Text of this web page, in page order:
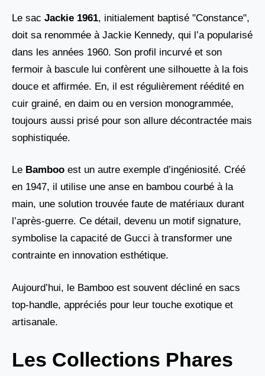
Le sac Jackie 1961, initialement baptisé "Constance",
doit sa renommée à Jackie Kennedy, qui l’a popularisé
dans les années 1960. Son profil incurvé et son
fermoir à bascule lui confèrent une silhouette à la fois
douce et affirmée. En, il est régulièrement réédité en
cuir grainé, en daim ou en version monogrammée,
toujours aussi prisé pour son allure décontractée mais
sophistiquée.
Le Bamboo est un autre exemple d’ingéniosité. Créé
en 1947, il utilise une anse en bambou courbé à la
main, une solution trouvée faute de matériaux durant
l’après-guerre. Ce détail, devenu un motif signature,
symbolise la capacité de Gucci à transformer une
contrainte en innovation esthétique.
Aujourd’hui, le Bamboo est souvent décliné en sacs
top-handle, appréciés pour leur touche exotique et
artisanale.
Les Collections Phares